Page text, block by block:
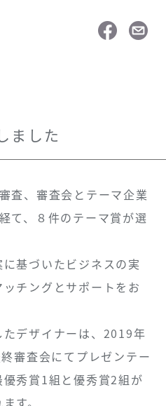
ました
査、審査会とテーマ企業
て、８件のテーマ賞が選
基づいたビジネスの実
チングとサポートをお
たデザイナーは、2019年
審査会にてプレゼンテー
秀賞1組と優秀賞2組が
す。